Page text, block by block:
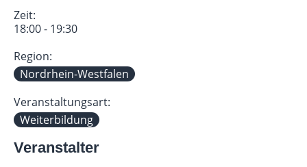
Zeit:
18:00 - 19:30
Region:
Nordrhein-Westfalen
Veranstaltungsart:
Weiterbildung
Veranstalter